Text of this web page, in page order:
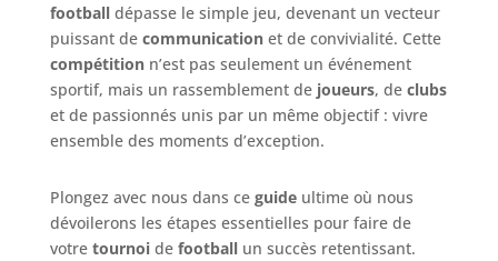
footballdépasse le simple jeu, devenant un vecteur
puissant de communicationet de convivialité. Cette
compétitionn’est pas seulement un événement
sportif, mais un rassemblement de joueurs, de clubs
et de passionnés unis par un même objectif : vivre
ensemble des moments d’exception.
Plongez avec nous dans ce guideultime où nous
dévoilerons les étapes essentielles pour faire de
votre tournoide footballun succès retentissant.